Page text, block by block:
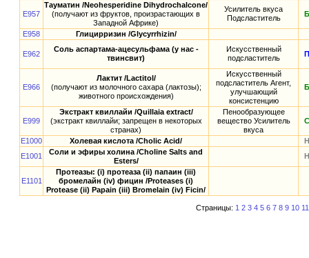
E957
Тауматин /Neohesperidine Dihydrochalcone/
(получают из фруктов, произрастающих в
Западной Африке)
Усилитель вкуса
Подсластитель
Б
E958 Глицирризин /Glycyrrhizin/
E962
Соль аспартама-ацесульфама (у нас -
твинсвит)
Искусственный
подсластитель
П
E966
Лактит /Lactitol/
(получают из молочного сахара (лактозы);
животного происхождения)
Искусственный
подсластитель Агент,
улучшающий
консистенцию
Б
E999
Экстракт квиллайи /Quillaia extract/
(экстракт квиллайи; запрещен в некоторых
странах)
Пенообразующее
вещество Усилитель
вкуса
С
E1000 Холевая кислота /Cholic Acid/
Н
E1001
Соли и эфиры холина /Choline Salts and
Esters/
Н
E1101
Протеазы: (i) протеаза (ii) папаин (iii)
бромелайн (iv) фицин /Proteases (i)
Protease (ii) Papain (iii) Bromelain (iv) Ficin/
Страницы: 1 2 3 4 5 6 7 8 9 10 11